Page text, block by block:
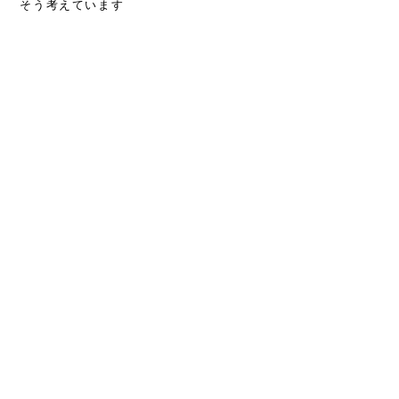
そう考えています